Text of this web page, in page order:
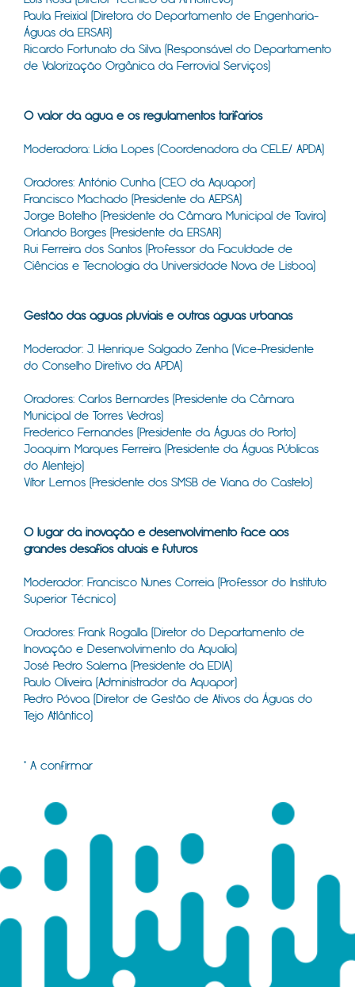
Paula Freixial (Diretora do Departamento de Engenharia-
Águas da ERSAR)
Ricardo Fortunato da Silva (Responsável do Departamento
de Valorização Orgânica da Ferrovial Serviços)
O valor da água e os regulamentos tarifários
Moderadora: Lídia Lopes (Coordenadora da CELE/ APDA)
Oradores: António Cunha (CEO da Aquapor)
Francisco Machado (Presidente da AEPSA)
Jorge Botelho (Presidente da Câmara Municipal de Tavira)
Orlando Borges (Presidente da ERSAR)
Rui Ferreira dos Santos (Professor da Faculdade de
Ciências e Tecnologia da Universidade Nova de Lisboa)
Gestão das águas pluviais e outras águas urbanas
Moderador: J. Henrique Salgado Zenha (Vice-Presidente
do Conselho Diretivo da APDA)
Oradores: Carlos Bernardes (Presidente da Câmara
Municipal de Torres Vedras)
Frederico Fernandes (Presidente da Águas do Porto)
Joaquim Marques Ferreira (Presidente da Águas Públicas
do Alentejo)
Vítor Lemos (Presidente dos SMSB de Viana do Castelo)
O lugar da inovação e desenvolvimento face aos
grandes desafios atuais e futuros
Moderador: Francisco Nunes Correia (Professor do Instituto
Superior Técnico)
Oradores: Frank Rogalla (Diretor do Departamento de
Inovação e Desenvolvimento da Aqualia)
José Pedro Salema (Presidente da EDIA)
Paulo Oliveira (Administrador da Aquapor)
Pedro Póvoa (Diretor de Gestão de Ativos da Águas do
Tejo Atlântico)
* ​A confirmar